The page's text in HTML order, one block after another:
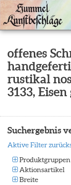
offenes
rustikal
3133,
Suchergebnis
Aktive Filter
Produktgruppen
Aktionsartikel
Breite